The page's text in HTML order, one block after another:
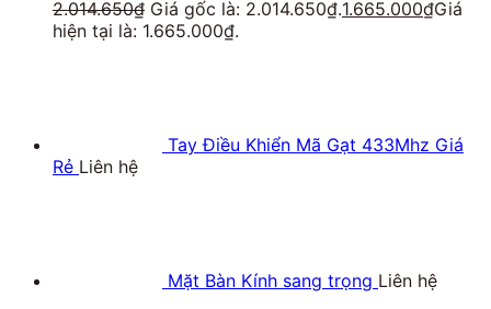
2.014.650₫ Giá gốc là: 2.014.650₫.1.665.000₫Giá
hiện tại là: 1.665.000₫.
Tay Điều Khiển Mã Gạt 433Mhz Giá
Rẻ Liên hệ
Mặt Bàn Kính sang trọng Liên hệ